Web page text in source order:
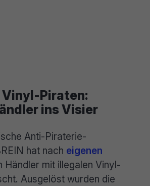
Vinyl-Piraten:
ins Visier
Anti-Piraterie-
hat nach eigenen
Händler mit illegalen Vinyl-
Ausgelöst wurden die